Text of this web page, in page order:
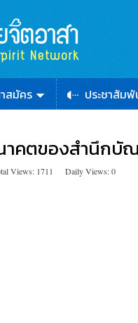
สมัคร ประชาสัม
าคตของสำนึกบั
Views: 1711 Daily Views: 0